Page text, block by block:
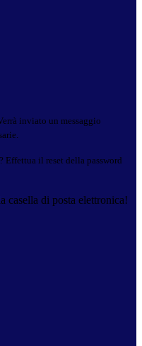
inviato un messaggio
Effettua il reset della password
casella di posta elettronica!